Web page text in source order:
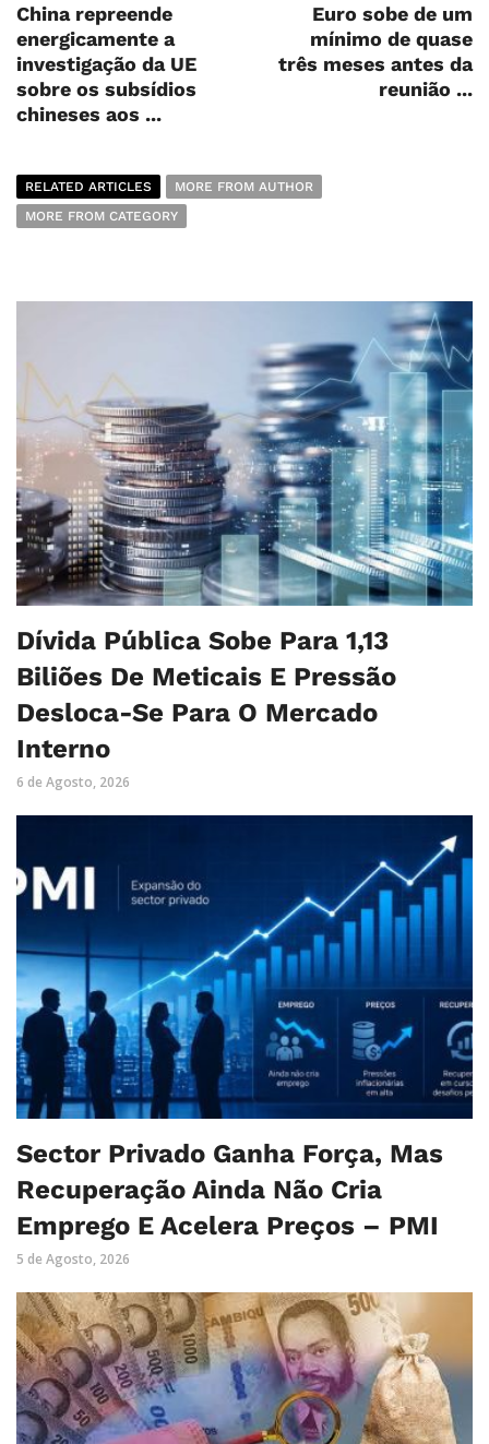
China repreende
energicamente a
investigação da UE
sobre os subsídios
chineses aos ...
Euro sobe de um
mínimo de quase
três meses antes da
reunião ...
RELATED ARTICLES
MORE FROM AUTHOR
MORE FROM CATEGORY
Dívida Pública Sobe Para 1,13
Biliões De Meticais E Pressão
Desloca-Se Para O Mercado
Interno
6 de Agosto, 2026
Sector Privado Ganha Força, Mas
Recuperação Ainda Não Cria
Emprego E Acelera Preços – PMI
5 de Agosto, 2026